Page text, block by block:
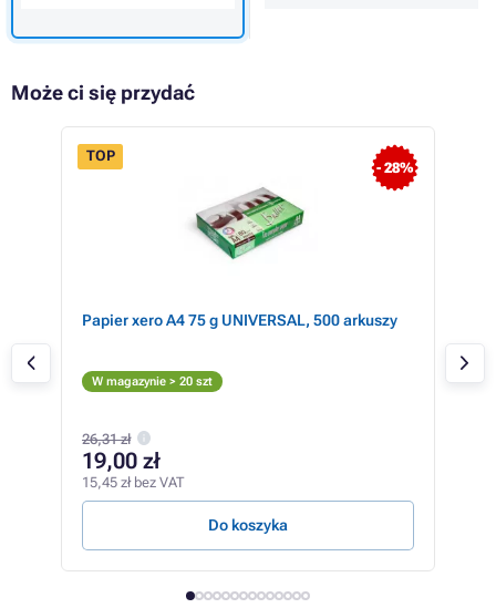
Może ci się przydać
- 28%
TOP
Papier xero A4 75 g UNIVERSAL, 500 arkuszy
W magazynie > 20 szt
26,31 zł
19,00 zł
15,45 zł bez VAT
Do koszyka